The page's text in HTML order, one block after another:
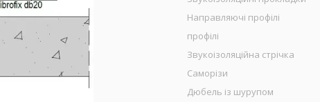
Направляючі профілі
профілі
Звукоізоляційна стрічка
Саморізи
Дюбель із шурупом